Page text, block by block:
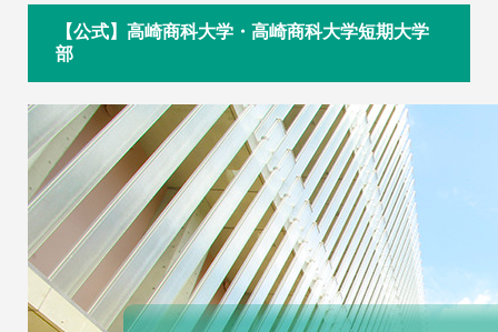
【公式】高崎商科大学・高崎商科大学短期大学
部